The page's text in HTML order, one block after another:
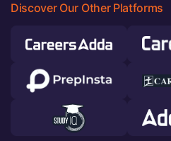
Discover Our Other Platforms